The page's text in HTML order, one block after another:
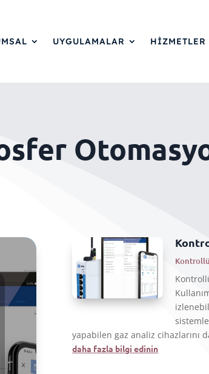
UYGULAMALAR HİZMETLER
yapabilen gaz analiz cihazlarını
daha fazla bilgi edinin